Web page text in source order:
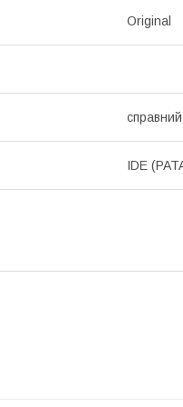
Original
справний
IDE